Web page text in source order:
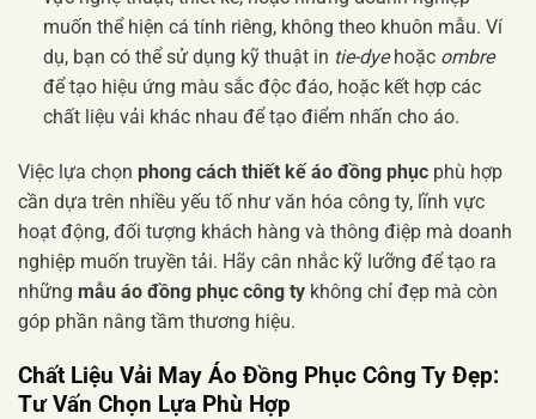
muốn thể hiện cá tính riêng, không theo khuôn mẫu. Ví
dụ, bạn có thể sử dụng kỹ thuật in tie-dyehoặc ombre
để tạo hiệu ứng màu sắc độc đáo, hoặc kết hợp các
chất liệu vải khác nhau để tạo điểm nhấn cho áo.
Việc lựa chọn phong cách thiết kế áo đồng phục phù hợp
cần dựa trên nhiều yếu tố như văn hóa công ty, lĩnh vực
hoạt động, đối tượng khách hàng và thông điệp mà doanh
nghiệp muốn truyền tải. Hãy cân nhắc kỹ lưỡng để tạo ra
những mẫu áo đồng phục công ty không chỉ đẹp mà còn
góp phần nâng tầm thương hiệu.
Chất Liệu Vải May Áo Đồng Phục Công Ty Đẹp:
Tư Vấn Chọn Lựa Phù Hợp